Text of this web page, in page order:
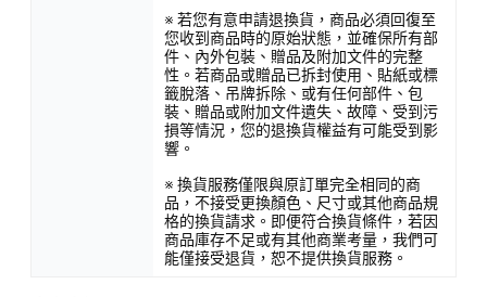
※ 若您有意申請退換貨，商品必須回復至
您收到商品時的原始狀態，並確保所有部
件、內外包裝、贈品及附加文件的完整
性。若商品或贈品已拆封使用、貼紙或標
籤脫落、吊牌拆除、或有任何部件、包
裝、贈品或附加文件遺失、故障、受到污
損等情況，您的退換貨權益有可能受到影
響。
※ 換貨服務僅限與原訂單完全相同的商
品，不接受更換顏色、尺寸或其他商品規
格的換貨請求。即便符合換貨條件，若因
商品庫存不足或有其他商業考量，我們可
能僅接受退貨，恕不提供換貨服務。